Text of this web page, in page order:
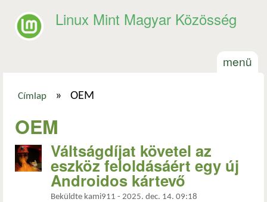
Linux Mint Magyar Közösség
menü
Címlap » OEM
OEM
Váltságdíjat követel az
eszköz feloldásáért egy új
Androidos kártevő
Beküldte kami911 - 2025. dec. 14. 09:18